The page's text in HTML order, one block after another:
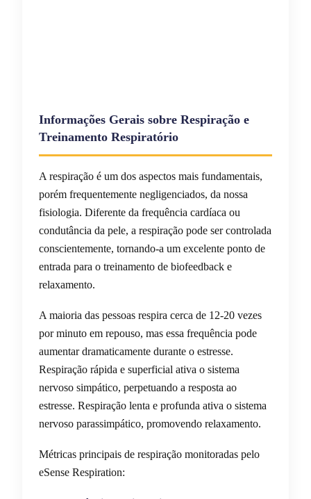
Informações Gerais sobre Respiração e
Treinamento Respiratório
A respiração é um dos aspectos mais fundamentais,
porém frequentemente negligenciados, da nossa
fisiologia. Diferente da frequência cardíaca ou
condutância da pele, a respiração pode ser controlada
conscientemente, tornando-a um excelente ponto de
entrada para o treinamento de biofeedback e
relaxamento.
A maioria das pessoas respira cerca de 12-20 vezes
por minuto em repouso, mas essa frequência pode
aumentar dramaticamente durante o estresse.
Respiração rápida e superficial ativa o sistema
nervoso simpático, perpetuando a resposta ao
estresse. Respiração lenta e profunda ativa o sistema
nervoso parassimpático, promovendo relaxamento.
Métricas principais de respiração monitoradas pelo
eSense Respiration: